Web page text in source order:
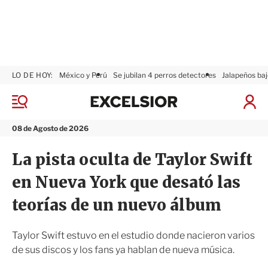
M
n
08 de Agosto de 2026
LO DE HOY: México y Perú Se jubilan 4 perros detectores Jalapeños
I
i
a
ó
n
x
i
r
La pista oculta de Taylor Swift
en Nueva York que desató las
teorías de un nuevo álbum
Taylor Swift estuvo en el estudio donde nacieron varios
de sus discos y los fans ya hablan de nueva música.